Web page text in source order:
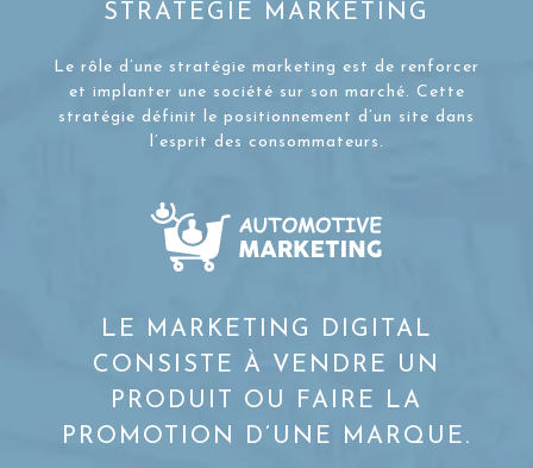
STRATÉGIE MARKETING
Le rôle d’une stratégie marketing est de renforcer
et implanter une société sur son marché. Cette
stratégie définit le positionnement d’un site dans
l’esprit des consommateurs.
LE MARKETING DIGITAL
CONSISTE À VENDRE UN
PRODUIT OU FAIRE LA
PROMOTION D’UNE MARQUE.